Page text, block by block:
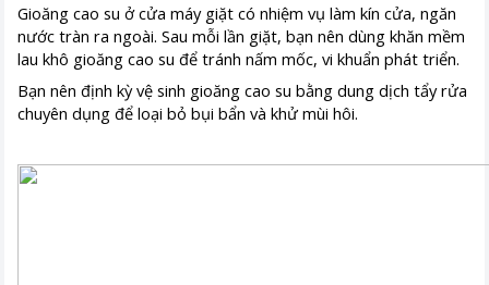
Gioăng cao su ở cửa máy giặt có nhiệm vụ làm kín cửa, ngăn
nước tràn ra ngoài. Sau mỗi lần giặt, bạn nên dùng khăn mềm
lau khô gioăng cao su để tránh nấm mốc, vi khuẩn phát triển.
Bạn nên định kỳ vệ sinh gioăng cao su bằng dung dịch tẩy rửa
chuyên dụng để loại bỏ bụi bẩn và khử mùi hôi.